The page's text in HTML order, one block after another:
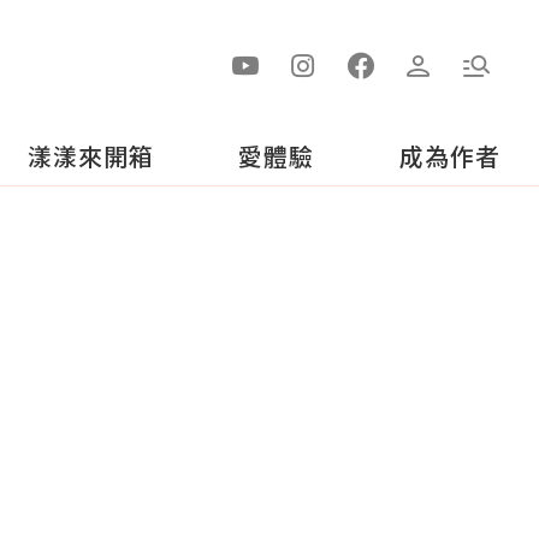
漾漾來開箱 愛體驗 成為作者